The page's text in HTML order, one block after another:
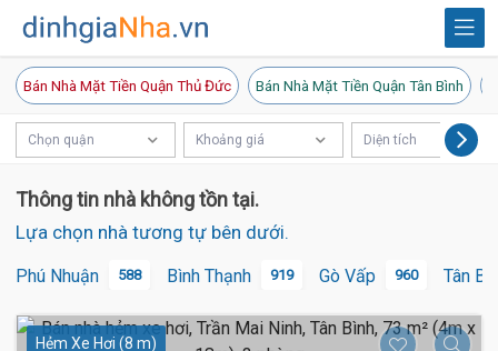
Bán Nhà Mặt Tiền Quận Thủ Đức Bán Nhà Mặt Tiền Quận Tân Bình
Chọn quận Khoảng giá Diện tích
Thông tin nhà không tồn tại.
Lựa chọn nhà tương tự bên dưới.
Phú Nhuận 588 Bình Thạnh 919 Gò Vấp 960 Tân
Hẻm Xe Hơi (8 m)